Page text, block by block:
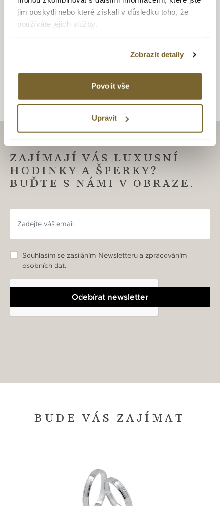
jim poskytli nebo které získali v důsledku toho, že
používáte jejich služby.
Zobrazit detaily
Povolit vše
Upravit
Snubní
ZAJÍMAJÍ VÁS LUXUSNÍ
HODINKY A ŠPERKY?
BUĎTE S NÁMI V OBRAZE.
Odebírat newsletter
Souhlasím se zasíláním Newsletteru a zpracováním
osobních dat.
BUDE VÁS ZAJÍMAT